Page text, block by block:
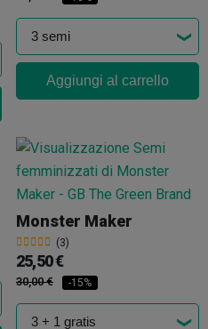
Aggiungi al carrello
Monster Maker
(3)
25,50 €
30,00 € -15%